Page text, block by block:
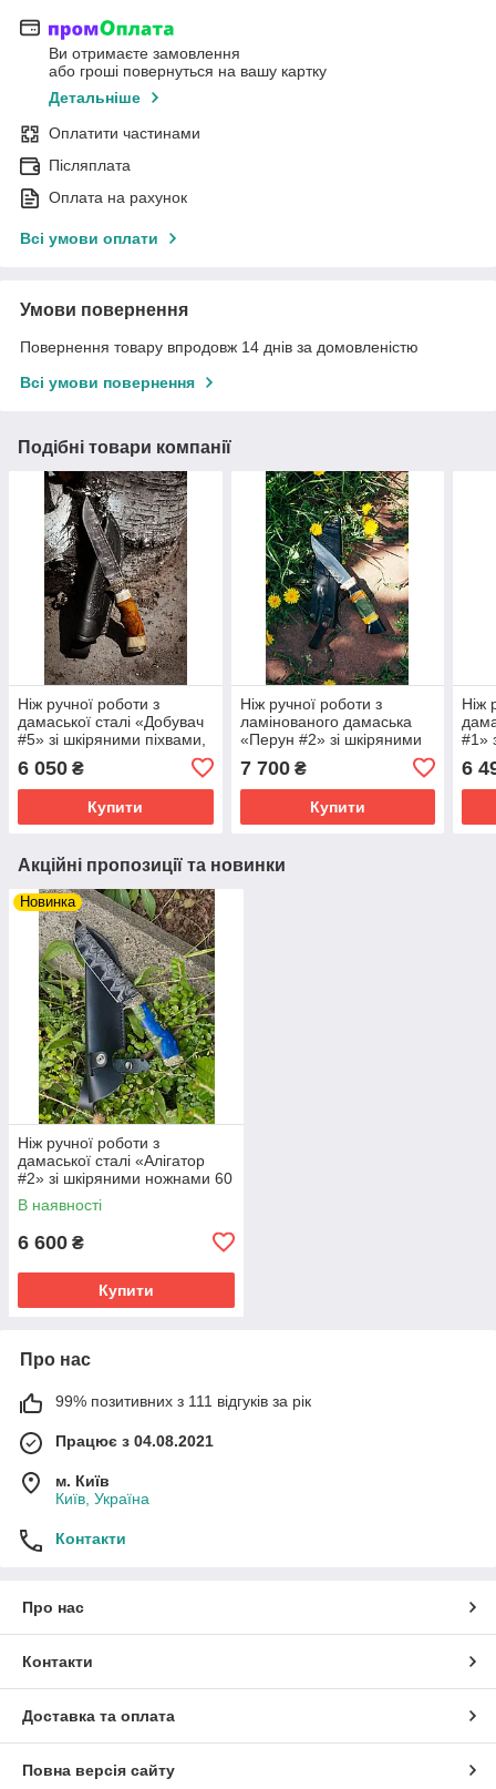
Ви отримаєте замовлення
або гроші повернуться на вашу картку
Детальніше
Оплатити частинами
Післяплата
Оплата на рахунок
Всі умови оплати
Умови повернення
Повернення товару впродовж 14 днів за домовленістю
Всі умови повернення
Подібні товари компанії
Ніж ручної роботи з
дамаської сталі «Добувач
#5» зі шкіряними піхвами,
6 050 ₴
Купити
Ніж ручної роботи з
ламінованого дамаська
«Перун #2» зі шкіряними
7 700₴
Купити
Ніж
#1»
6
Акційні пропозиції та новинки
Новинка
Ніж ручної роботи з
дамаської сталі «Алігатор
#2» зі шкіряними ножнами 60
HRC.
В наявності
6 600 ₴
Купити
Про нас
99% позитивних з 111 відгуків за рік
Працює з 04.08.2021
м. Київ
Київ, Україна
Контакти
Про нас
Контакти
Доставка та оплата
Повна версія сайту